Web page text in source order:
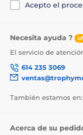
Acepto el
Necesita ayuda ?
El servicio de
614 235 3069
También estamos en:
Acerca de su